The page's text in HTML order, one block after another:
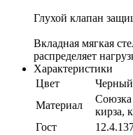
Глухой клапан
Вкладная мягкая
распределяет
Характеристики
Цвет
Черный
Материал
Союзка
кирза,
Гост